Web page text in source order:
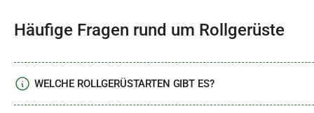
Häufige Fragen rund um Rollgerüste
WELCHE ROLLGERÜSTARTEN GIBT ES?